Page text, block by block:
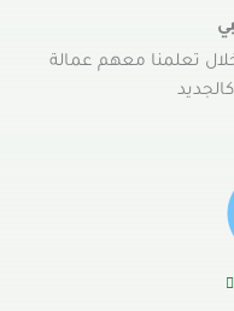
تعلمنا معهم عمالة
